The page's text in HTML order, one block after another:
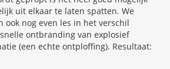
uit elkaar te laten spatten. We
ook nog even les in het verschil
ontbranding van explosief
(een echte ontploffing). Resultaat: